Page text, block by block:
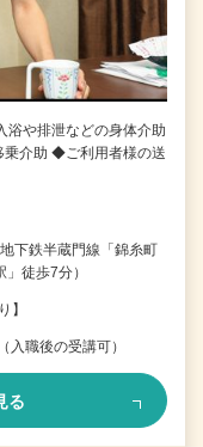
や排泄などの身体介助
介助 ◆ご利用者様の送
下鉄半蔵門線「錦糸町
徒歩7分）
】
入職後の受講可）
る